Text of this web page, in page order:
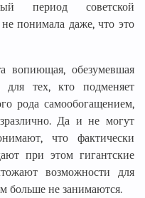
период советской
понимала даже, что это
вопиющая, обезумевшая
для тех, кто подменяет
рода самообогащением,
Да и не могут
что фактически
при этом гигантские
возможности для
больше не занимаются.